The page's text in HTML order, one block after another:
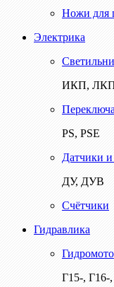
Ножи для
Электрика
ИКП,
PS, PSE
Датчики и
ДУ, ДУВ
Счётчики
Гидравлика
Г15-,